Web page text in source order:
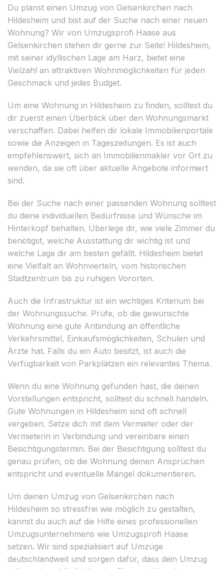
Du planst einen Umzug von Gelsenkirchen nach
Hildesheim und bist auf der Suche nach einer neuen
Wohnung? Wir von Umzugsprofi Haase aus
Gelsenkirchen stehen dir gerne zur Seite! Hildesheim,
mit seiner idyllischen Lage am Harz, bietet eine
Vielzahl an attraktiven Wohnmöglichkeiten für jeden
Geschmack und jedes Budget.
Um eine Wohnung in Hildesheim zu finden, solltest du
dir zuerst einen Überblick über den Wohnungsmarkt
verschaffen. Dabei helfen dir lokale Immobilienportale
sowie die Anzeigen in Tageszeitungen. Es ist auch
empfehlenswert, sich an Immobilienmakler vor Ort zu
wenden, da sie oft über aktuelle Angebote informiert
sind.
Bei der Suche nach einer passenden Wohnung solltest
du deine individuellen Bedürfnisse und Wünsche im
Hinterkopf behalten. Überlege dir, wie viele Zimmer du
benötigst, welche Ausstattung dir wichtig ist und
welche Lage dir am besten gefällt. Hildesheim bietet
eine Vielfalt an Wohnvierteln, vom historischen
Stadtzentrum bis zu ruhigen Vororten.
Auch die Infrastruktur ist ein wichtiges Kriterium bei
der Wohnungssuche. Prüfe, ob die gewünschte
Wohnung eine gute Anbindung an öffentliche
Verkehrsmittel, Einkaufsmöglichkeiten, Schulen und
Ärzte hat. Falls du ein Auto besitzt, ist auch die
Verfügbarkeit von Parkplätzen ein relevantes Thema.
Wenn du eine Wohnung gefunden hast, die deinen
Vorstellungen entspricht, solltest du schnell handeln.
Gute Wohnungen in Hildesheim sind oft schnell
vergeben. Setze dich mit dem Vermieter oder der
Vermieterin in Verbindung und vereinbare einen
Besichtigungstermin. Bei der Besichtigung solltest du
genau prüfen, ob die Wohnung deinen Ansprüchen
entspricht und eventuelle Mängel dokumentieren.
Um deinen Umzug von Gelsenkirchen nach
Hildesheim so stressfrei wie möglich zu gestalten,
kannst du auch auf die Hilfe eines professionellen
Umzugsunternehmens wie Umzugsprofi Haase
setzen. Wir sind spezialisiert auf Umzüge
deutschlandweit und sorgen dafür, dass dein Umzug